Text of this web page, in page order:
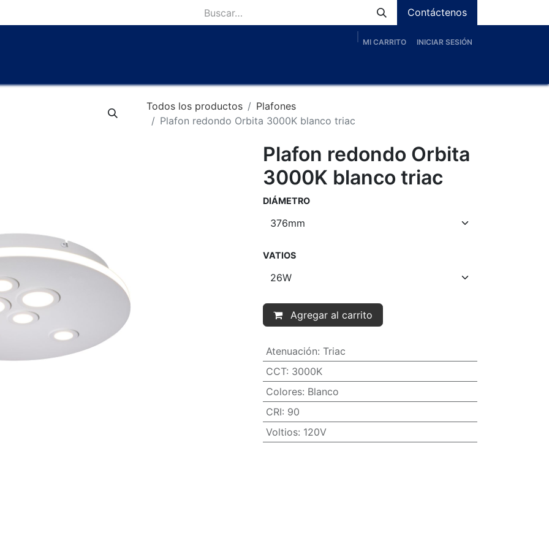
Contáctenos
MI CARRITO INICIAR SESIÓN
Todos los productos
Plafones
Plafon redondo Orbita 3000K blanco triac
Plafon redondo Orbita
3000K blanco triac
DIÁMETRO
VATIOS
Agregar al carrito
Atenuación: Triac
CCT: 3000K
Colores: Blanco
CRI: 90
Voltios: 120V